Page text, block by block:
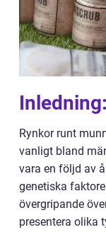
Inledning:
Rynkor runt
vanligt bland
vara en följd av
genetiska
övergripande
presentera olika